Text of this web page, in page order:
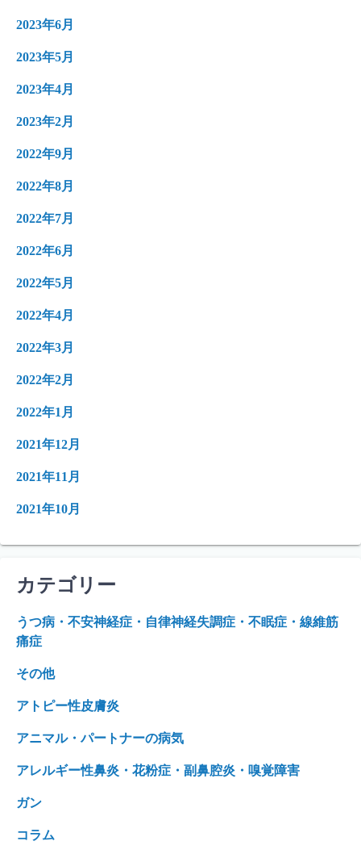
2023年6月
2023年5月
2023年4月
2023年2月
2022年9月
2022年8月
2022年7月
2022年6月
2022年5月
2022年4月
2022年3月
2022年2月
2022年1月
2021年12月
2021年11月
2021年10月
カテゴリー
うつ病・不安神経症・自律神経失調症・不眠症・線維筋
痛症
その他
アトピー性皮膚炎
アニマル・パートナーの病気
アレルギー性鼻炎・花粉症・副鼻腔炎・嗅覚障害
ガン
コラム